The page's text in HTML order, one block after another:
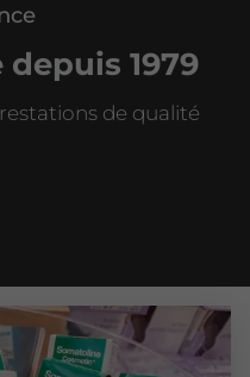
1979
de qualité